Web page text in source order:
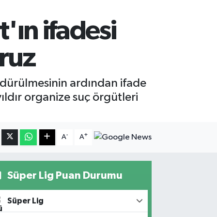
ifadesi
ardından ifade
organize suç örgütleri
A- A+
Süper Lig Puan Durumu
Süper Lig